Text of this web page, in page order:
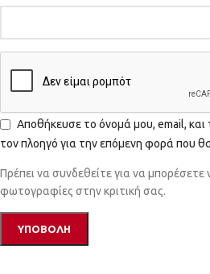
Αποθήκευσε το όνομά μου, email,
τον πλοηγό για την επόμενη φορά που
Πρέπει να συνδεθείτε για να
φωτογραφίες στην κριτική σας.